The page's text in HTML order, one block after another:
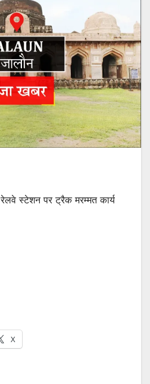
स्टेशन पर ट्रैक मरम्मत कार्य
X